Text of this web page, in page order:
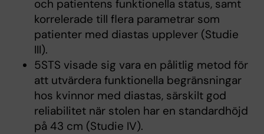
och patientens funktionella status, samt
korrelerade till flera parametrar som
patienter med diastas upplever (Studie
III).
5STS visade sig vara en pålitlig metod för
att utvärdera funktionella begränsningar
hos kvinnor med diastas, särskilt god
reliabilitet när stolen har en standardhöjd
på 43 cm (Studie IV).